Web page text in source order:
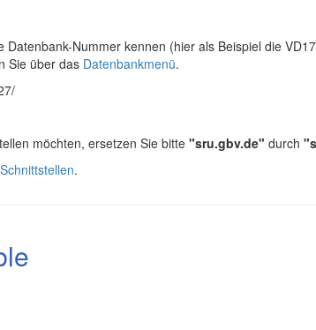
Nummer kennen (hier als Beispiel die
Sie über das Datenbankmenü.
möchten, ersetzen Sie bitte"sru.gbv.de" durch
Schnittstellen.